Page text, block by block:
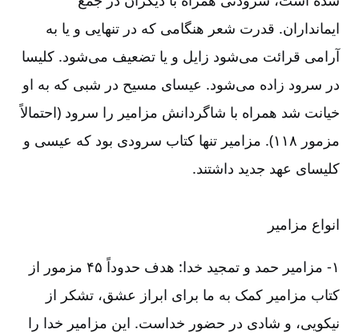
ایمانداران. قدرت شعر هنگامی که در تنهایی و یا به
آرامی قرائت می‌‌شود زایل و یا تضعیف می‌‌شود. کلیسا
در سرود زاده می‌‌شود. عیسای مسیح در شبی که به او
خیانت شد همراه با شاگردانش مزامیر را سرود (احتمالاً
مزمور ۱۱۸). مزامیر تنها کتاب سرودی بود که عیسی و
کلیسای عهد جدید داشتند.
انواع مزامیر
۱-‏‏‏‏‏ مزامیر حمد و تمجید خدا: هدف حدوداً ۴۵ مزمور از
کتاب مزامیر کمک به ما برای ابراز عشق، تشکر از
نیکویی، و شادی در حضور خداست. این مزامیر خدا را